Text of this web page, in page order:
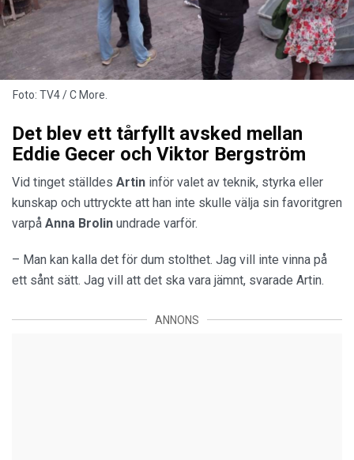
Foto: TV4 / C More.
Det blev ett tårfyllt avsked mellan
Eddie Gecer och Viktor Bergström
Vid tinget ställdes Artin inför valet av teknik, styrka eller
kunskap och uttryckte att han inte skulle välja sin favoritgren
varpå Anna Brolin undrade varför.
– Man kan kalla det för dum stolthet. Jag vill inte vinna på
ett sånt sätt. Jag vill att det ska vara jämnt, svarade Artin.
ANNONS